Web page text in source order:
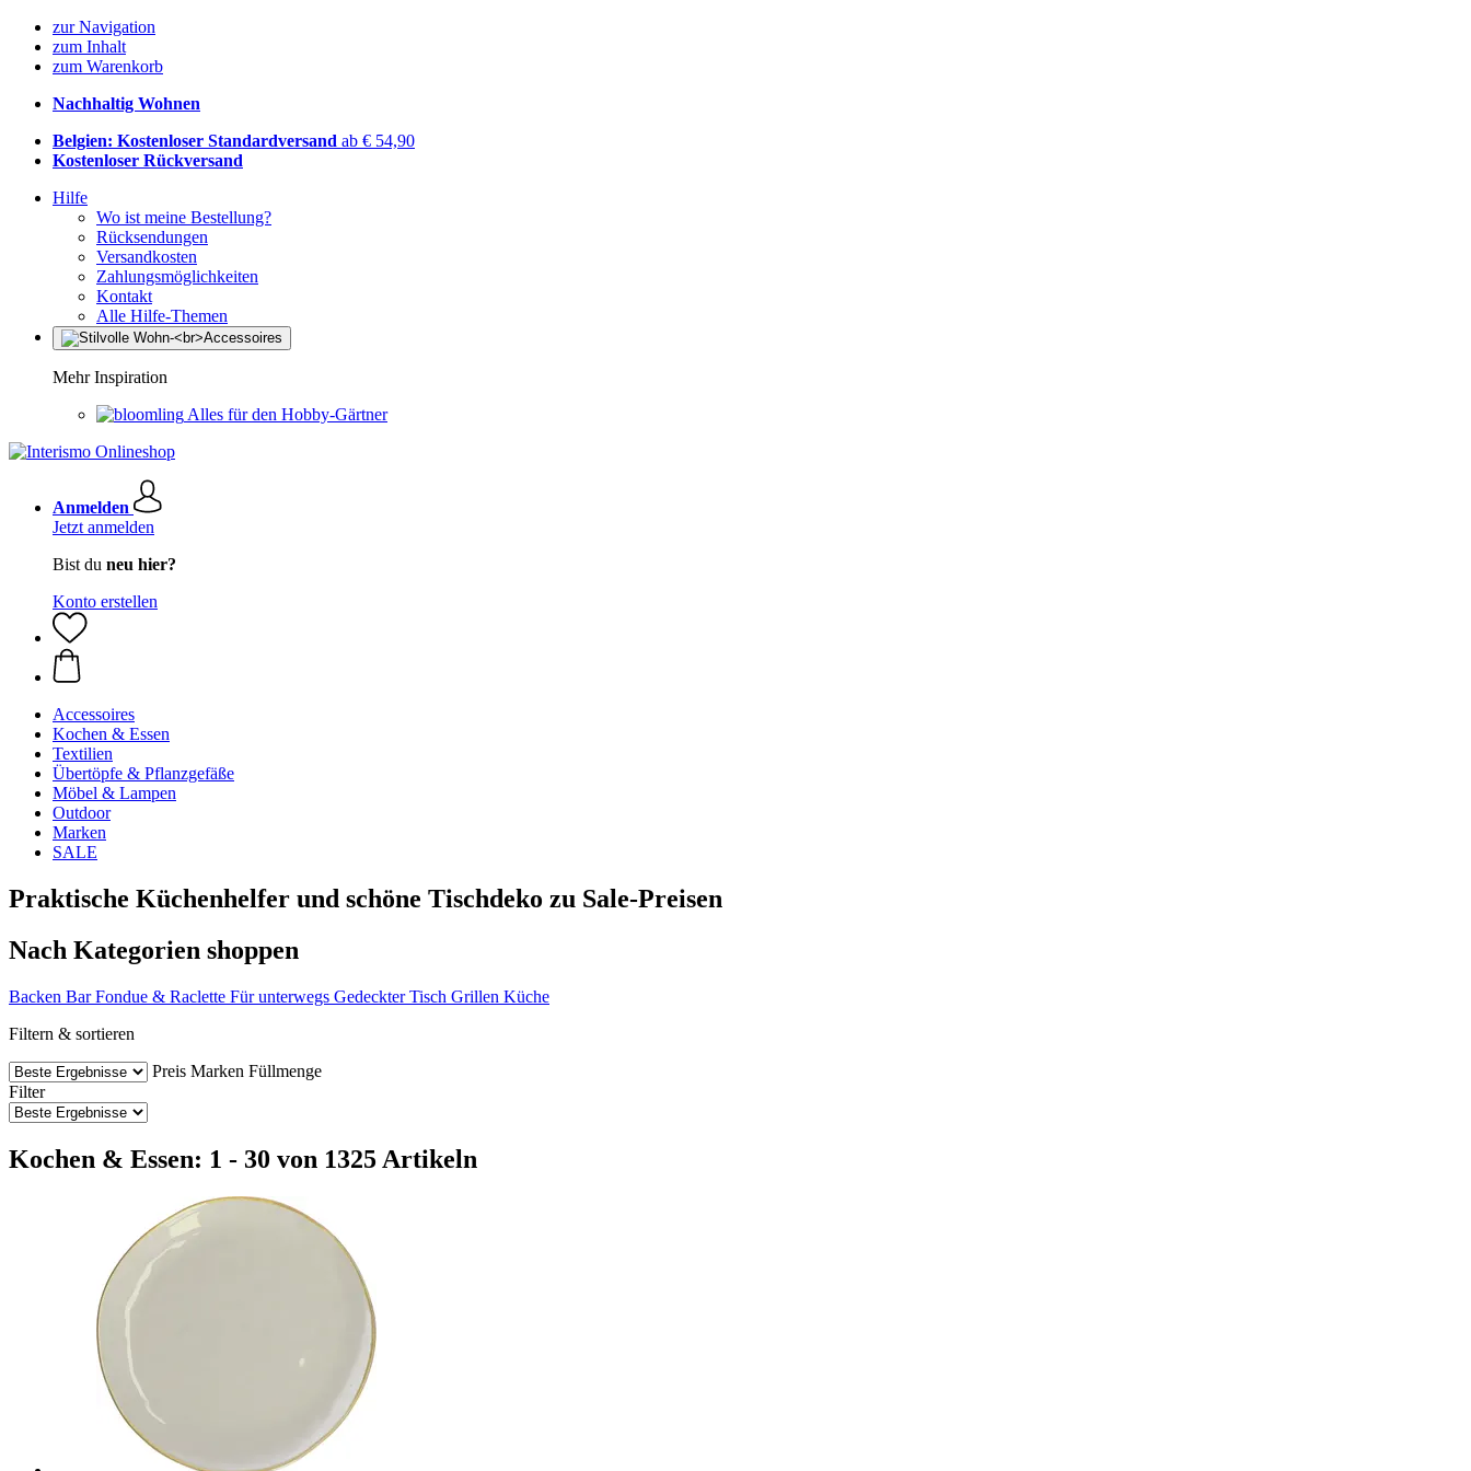
zur Navigation
zum Inhalt
zum Warenkorb
Nachhaltig Wohnen
Belgien: Kostenloser Standardversand ab € 54,90
Kostenloser Rückversand
Hilfe
Wo ist meine Bestellung?
Rücksendungen
Versandkosten
Zahlungsmöglichkeiten
Kontakt
Alle Hilfe-Themen
Mehr Inspiration
Alles für den Hobby-Gärtner
Anmelden
Jetzt anmelden
Bist du neu hier?
Konto erstellen
Accessoires
Kochen & Essen
Textilien
Übertöpfe & Pflanzgefäße
Möbel & Lampen
Outdoor
Marken
SALE
Praktische Küchenhelfer und schöne Tischdeko zu Sale-Preisen
Nach Kategorien shoppen
Backen Bar Fondue & Raclette Für unterwegs Gedeckter Tisch Grillen Küche
Filtern & sortieren
Preis Marken Füllmenge
Filter
Kochen & Essen: 1 - 30 von 1325 Artikeln